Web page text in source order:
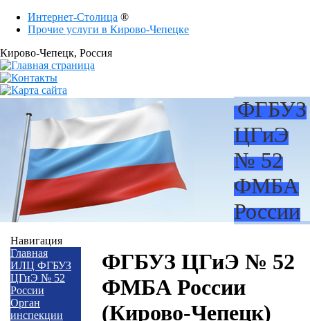
Интернет-Столица ®
Прочие услуги в Кирово-Чепецке
Кирово-Чепецк, Россия
ФГБУЗ
ЦГиЭ
№ 52
ФМБА
России
Навигация
Главная
ИЛЦ ФГБУЗ
ЦГиЭ № 52
России
Орган
инспекции
ФГБУЗ ЦГиЭ № 52
ФМБА России
(Кирово-Чепецк)